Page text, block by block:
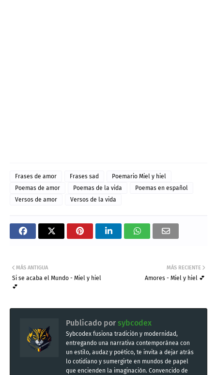
Frases de amor Frases sad
Poemario Miel y hiel
Poemas de amor
Poemas de la vida
Poemas en español
Versos de amor
Versos de la vida
MÁS RECIENTE
Amores - Miel y hiel 💕
MÁS ANTIGUA
Si se acaba el Mundo - Miel y hiel
💕
Publicado por sybcodex
Sybcodex fusiona tradición y modernidad,
entregando una narrativa contemporánea con
un estilo, audaz y poético, te invita a dejar atrás
lo cotidiano y sumergirte en mundos de papel
que encienden la imaginación. Convencido de